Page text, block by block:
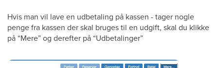
Hvis man vil lave en udbetaling på kassen - tager nogle
penge fra kassen der skal bruges til en udgift, skal du klikke
på “Mere” og derefter på “Udbetalinger”